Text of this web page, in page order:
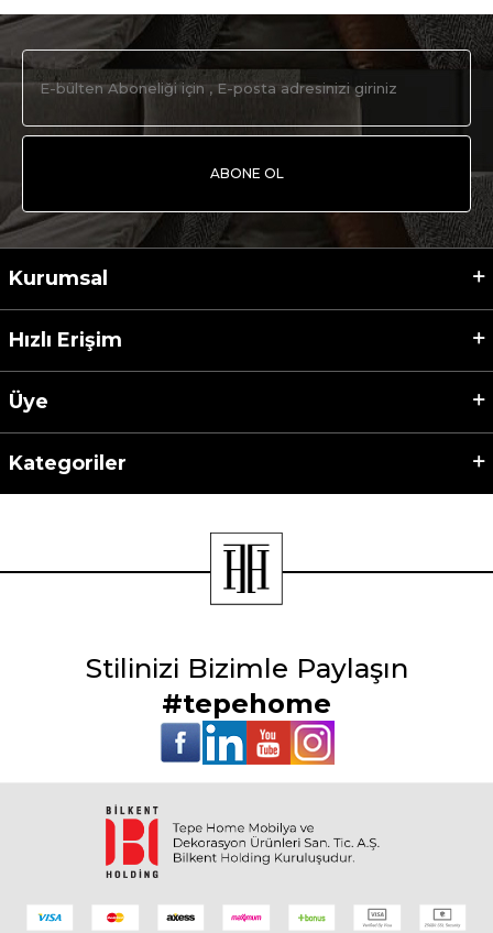
ABONE OL
Kurumsal
Hızlı Erişim
Üye
Kategoriler
Stilinizi Bizimle Paylaşın
#tepehome